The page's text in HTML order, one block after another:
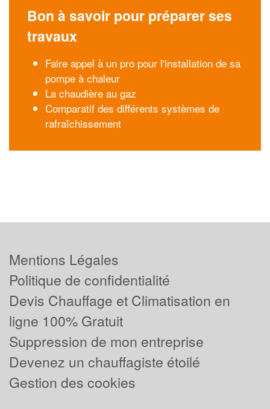
Bon à savoir pour préparer ses
travaux
Faire appel à un pro pour l'installation de sa
pompe à chaleur
La chaudière au gaz
Comparatif des différents systèmes de
rafraîchissement
Mentions Légales
Politique de confidentialité
Devis Chauffage et Climatisation en
ligne 100% Gratuit
Suppression de mon entreprise
Devenez un chauffagiste étoilé
Gestion des cookies